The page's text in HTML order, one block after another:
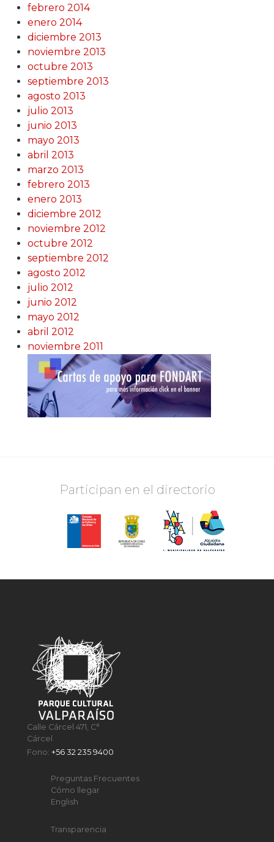
febrero 2014
enero 2014
diciembre 2013
noviembre 2013
octubre 2013
septiembre 2013
agosto 2013
julio 2013
junio 2013
mayo 2013
abril 2013
marzo 2013
febrero 2013
enero 2013
diciembre 2012
noviembre 2012
octubre 2012
septiembre 2012
agosto 2012
julio 2012
junio 2012
mayo 2012
abril 2012
noviembre 2011
Participan en el directorio
Calle Cárcel 471, C°
Cárcel
Fono:+56 32 235 9400
Preguntas Frecuentes
Cómo llegar
English
Transparencia